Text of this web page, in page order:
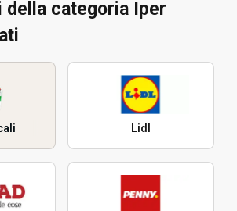
della categoria Iper
Lidl